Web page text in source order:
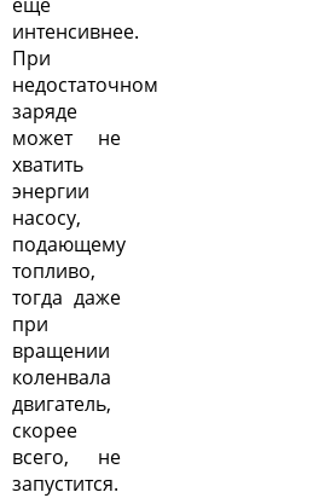
интенсивнее.
При
недостаточном
заряде
может не
хватить
энергии
насосу,
подающему
топливо,
тогда даже
при
вращении
коленвала
двигатель,
скорее
всего, не
запустится.